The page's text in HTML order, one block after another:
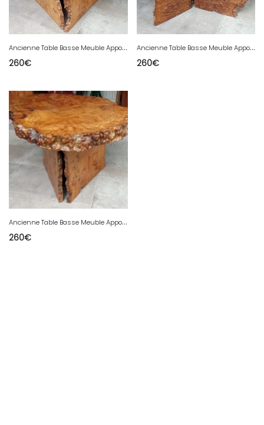
A
ncienne Table Basse Meuble Appoint Bois Brutaliste Brutalisme Cave
260€
A
ncienne Table Basse Meuble Appoint Bois Brutaliste Brutalisme Cave
260€
A
ncienne Table Basse Meuble Appoint Bois Brutaliste Brutalisme Cave
260€